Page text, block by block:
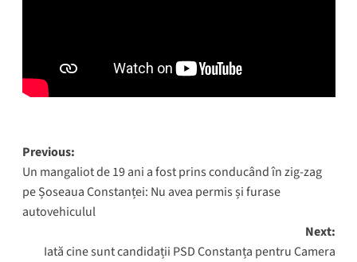
Post
navigation
Previous:
Un mangaliot de 19 ani a fost prins conducând în zig-zag
pe Șoseaua Constanței: Nu avea permis și furase
autovehiculul
Next:
Iată cine sunt candidații PSD Constanța pentru Camera